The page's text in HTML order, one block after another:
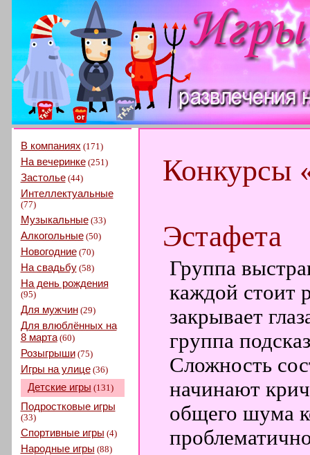
В компаниях (171)
На вечеринке(251)
Застолье(44)
Интеллектуальные
(77)
Музыкальные(33)
Алкогольные(50)
Новогодние(70)
На свадьбу(58)
На день рождения
(95)
Для мужчин(29)
Для влюблённых на
8 марта(60)
Розыгрыши(75)
Игры на улице(36)
Детские игры (131)
Подростковые игры
(33)
Спортивные игры (4)
Народные игры (88)
Конкурсы
Эстафета
Группа
каждой стоит
закрывает
группа
Сложность
начинают
общего шума